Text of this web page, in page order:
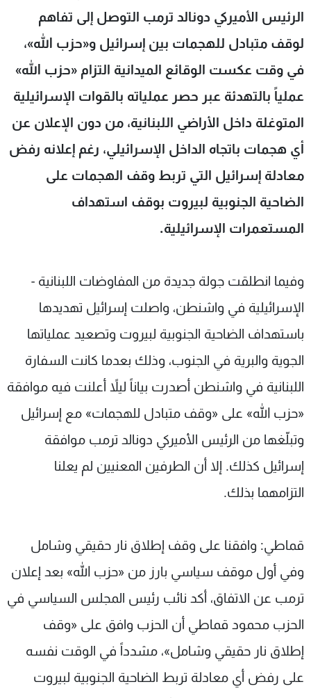
الرئيس الأميركي دونالد ترمب التوصل إلى تفاهم
لوقف متبادل للهجمات بين إسرائيل و«حزب الله»،
في وقت عكست الوقائع الميدانية التزام «حزب الله»
عملياً بالتهدئة عبر حصر عملياته بالقوات الإسرائيلية
المتوغلة داخل الأراضي اللبنانية، من دون الإعلان عن
أي هجمات باتجاه الداخل الإسرائيلي، رغم إعلانه رفض
معادلة إسرائيل التي تربط وقف الهجمات على
الضاحية الجنوبية لبيروت بوقف استهداف
المستعمرات الإسرائيلية.
وفيما انطلقت جولة جديدة من المفاوضات اللبنانية -
الإسرائيلية في واشنطن، واصلت إسرائيل تهديدها
باستهداف الضاحية الجنوبية لبيروت وتصعيد عملياتها
الجوية والبرية في الجنوب، وذلك بعدما كانت السفارة
اللبنانية في واشنطن أصدرت بياناً ليلاً أعلنت فيه موافقة
«حزب الله» على «وقف متبادل للهجمات» مع إسرائيل
وتبلّغها من الرئيس الأميركي دونالد ترمب موافقة
إسرائيل كذلك. إلا أن الطرفين المعنيين لم يعلنا
التزامهما بذلك.
قماطي: وافقنا على وقف إطلاق نار حقيقي وشامل
وفي أول موقف سياسي بارز من «حزب الله» بعد إعلان
ترمب عن الاتفاق، أكد نائب رئيس المجلس السياسي في
الحزب محمود قماطي أن الحزب وافق على «وقف
إطلاق نار حقيقي وشامل»، مشدداً في الوقت نفسه
على رفض أي معادلة تربط الضاحية الجنوبية لبيروت
عن MTV
الإنـتـاج
لاعلاناتكم
وظائف
تواصل معنا
شروط الإسـتخدام
سياسة الخصوصية